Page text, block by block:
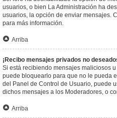
usuarios, o bien La Administración ha
usuarios, la opción de enviar mensajes.
para más información.
Arriba
¡Recibo mensajes privados no
Si está recibiendo mensajes maliciosos
puede bloquearlo para que no le pueda
del Panel de Control de Usuario, puede
dichos mensajes a los Moderadores, o
Arriba